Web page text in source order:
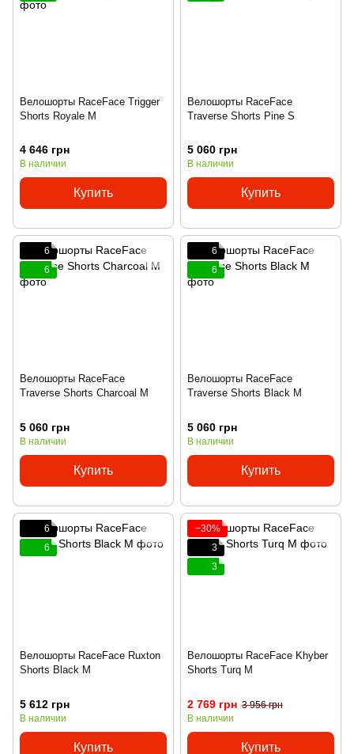
Велошорты RaceFace Trigger
Shorts Royale M
4 646 грн
В наличии
Купить
Велошорты RaceFace
Traverse Shorts Pine S
5 060 грн
В наличии
Купить
6
6
Велошорты RaceFace
Traverse Shorts Charcoal M
5 060 грн
В наличии
Купить
6
6
Велошорты RaceFace
Traverse Shorts Black M
5 060 грн
В наличии
Купить
6
6
Велошорты RaceFace Ruxton
Shorts Black M
5 612 грн
В наличии
Купить
−30%
3
3
Велошорты RaceFace Khyber
Shorts Turq M
2 769 грн 3 956 грн
В наличии
Купить